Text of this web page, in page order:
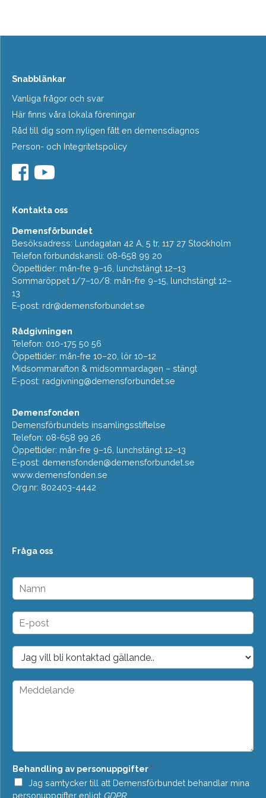
Snabblänkar
Vanliga frågor och svar
Här finns våra lokala föreningar
Råd till dig som nyligen fått en demensdiagnos
Person- och Integritetspolicy
Kontakta oss
Demensförbundet
Besöksadress: Lundagatan 42 A, 5 tr, 117 27 Stockholm
Telefon förbundskansli: 08-658 99 20
Öppettider: mån-fre 9–16, lunchstängt 12–13
Sommaröppet 1/7–10/8: mån-fre 9–15, lunchstängt 12–
13
E-post: rdr@demensforbundet.se
Rådgivningen
Telefon: 010-175 50 56
Öppettider: mån-fre 10–20, lör 10–12
Midsommarafton & midsommardagen – stängt
E-post: radgivning@demensforbundet.se
Demensfonden
Demensförbundets insamlingsstiftelse
Telefon: 08-658 99 26
Öppettider: mån-fre 9–16, lunchstängt 12–13
E-post: demensfonden@demensforbundet.se
www.demensfonden.se
Org.nr: 802403-4442
Fråga oss
N
m
n
E
p
o
t
*
D
o
p
M
a
d
e
*
Behandling av personuppgifter *
Jag samtycker till att Demensförbundet behandlar mina
personuppgifter enligt GDPR.